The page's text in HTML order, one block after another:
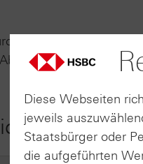
ein *
des Formulars
Diese Webseiten
jeweils
Staatsbürger oder
die aufgeführten